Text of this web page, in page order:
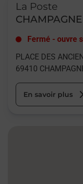
La Poste
Fermé - ouvre
PLACE DES
69410
En savoir plus